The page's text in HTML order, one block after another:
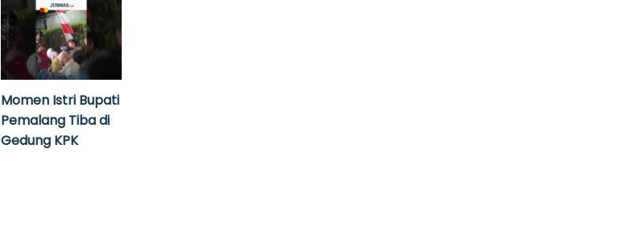
Momen Istri Bupati
Pemalang Tiba di
Gedung KPK